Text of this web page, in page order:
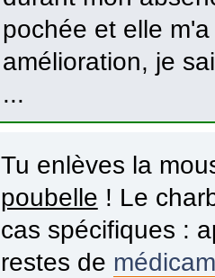
pochée et elle
amélioration, je
...
Tu enlèves la
poubelle ! Le
cas spécifiques :
restes de